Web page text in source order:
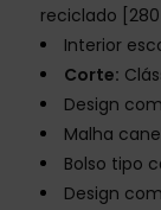
reciclado [280
Interior
Corte:
Design
Malha
Bolso tipo
Design